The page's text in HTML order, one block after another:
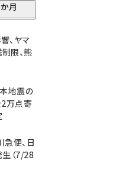
月
、ヤマ
限、熊
地震の
万点寄
急便、日
（7/28